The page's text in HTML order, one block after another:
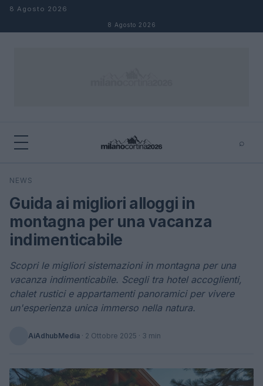
Salta al contenuto
8 Agosto 2026
8 Agosto 2026
⌕
Cerca
NEWS
Guida ai migliori alloggi in
montagna per una vacanza
indimenticabile
Scopri le migliori sistemazioni in montagna per una
vacanza indimenticabile. Scegli tra hotel accoglienti,
chalet rustici e appartamenti panoramici per vivere
un'esperienza unica immerso nella natura.
AiAdhubMedia · 2 Ottobre 2025 · 3 min